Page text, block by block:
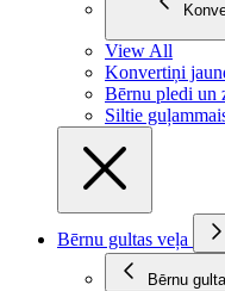
View All
Konvertiņi
Bērnu pledi un
Siltie
Bērnu gultas veļa
Bērnu